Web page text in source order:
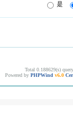
是
Total 0.188629(s)
Powered by PHPWind v6.0